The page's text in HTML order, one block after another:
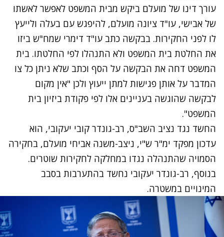
עורך דינו של מועלם ביקש מבית המשפט לאפשר לאשתו
של אבישי, עו"ד ציונה מועלם, להיפגש עם בעלה ולייעץ
לו לפני החקירות. בבקשה כתב עו"ד דימרי שמח"ש ביזו
את החלטת בית המשפט ולא התנהלו לפי החלטתו. בית
המשפט דחה את הבקשה על הסף וכתב שלא ניתן כל צו
המדבר על אותן פגישות למתן ייעוץ ולכן "אין מקום
לבקשה שהוגשה בעניינים אלו לפי פקודת ביזיון בית
המשפט".
החשד נגד נציב השב"ס, רב-גונדר קובי יעקובי, הוא
עדכון מפקד ימ"ר ש"י, ניצב-משנה אביחי מועלם, בחקירה
הסמויה שהתנהלה נגדו במחלקה לחקירות שוטרים.
בנוסף, רב-גונדר יעקובי נחשד בהתערבות בסבב
המינויים במשטרה.